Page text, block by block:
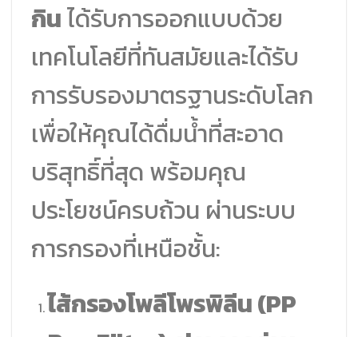
กินได้รับการออกแบบด้วย
เทคโนโลยีที่ทันสมัยและได้รับ
การรับรองมาตรฐานระดับโลก
เพื่อให้คุณได้ดื่มน้ำที่สะอาด
บริสุทธิ์ที่สุด พร้อมคุณ
ประโยชน์ครบถ้วน ผ่านระบบ
การกรองที่เหนือชั้น:
ไส้กรองโพลีโพรพิลีน (PP